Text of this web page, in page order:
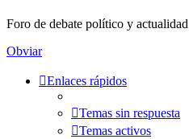
Foro de debate político y actualidad
Obviar
Enlaces rápidos
Temas sin respuesta
Temas activos